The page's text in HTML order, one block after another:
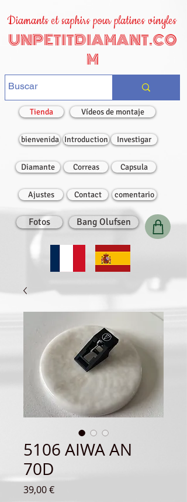
Diamants et saphirs pour platines vinyles
UNPETITDIAMANT.CO
M
Tienda Vídeos de montaje
bienvenida Introduction Investigar
Diamante Correas Capsula
Ajustes Contact comentario
Fotos Bang Olufsen
5106 AIWA AN
70D
39,00 €Precio